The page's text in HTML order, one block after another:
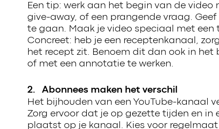
Een tip: werk aan het begin van de video
give-away, of een prangende vraag.
te gaan. Maak je video speciaal met een
Concreet: heb je een receptenkanaal,
het recept zit. Benoem dit dan ook in
of met een annotatie te werken.
2. Abonnees maken het verschil
Het bijhouden van een YouTube-kanaal
Zorg ervoor dat je op gezette tijden en in
plaatst op je kanaal. Kies voor